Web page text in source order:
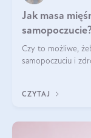
Jak masa
Czy to możliwe,
samopoczuciu i
wyjaśnimy.
CZYTAJ